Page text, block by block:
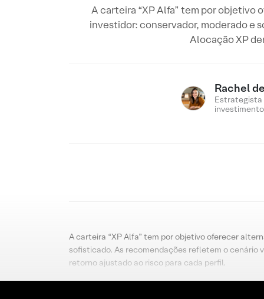
A carteira “XP Alfa” tem por
investidor: conservador, moderado e
Alocação XP
Rachel
Estrategista
A carteira “XP Alfa” tem por objetivo oferecer
sofisticado. As recomendações refletem o cenário
retorno ajustado ao risco para cada perfil.